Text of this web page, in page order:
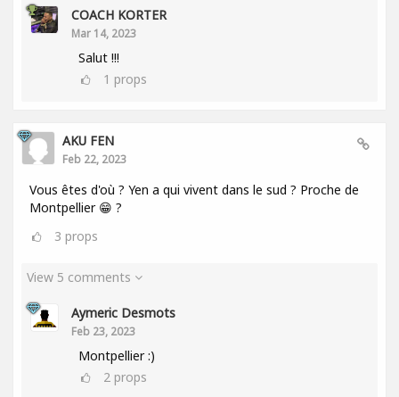
COACH KORTER
Mar 14, 2023
Salut !!!
1 props
AKU FEN
Feb 22, 2023
Vous êtes d'où ? Yen a qui vivent dans le sud ? Proche de
Montpellier 😁 ?
3 props
View 5 comments
Aymeric Desmots
Feb 23, 2023
Montpellier :)
2 props